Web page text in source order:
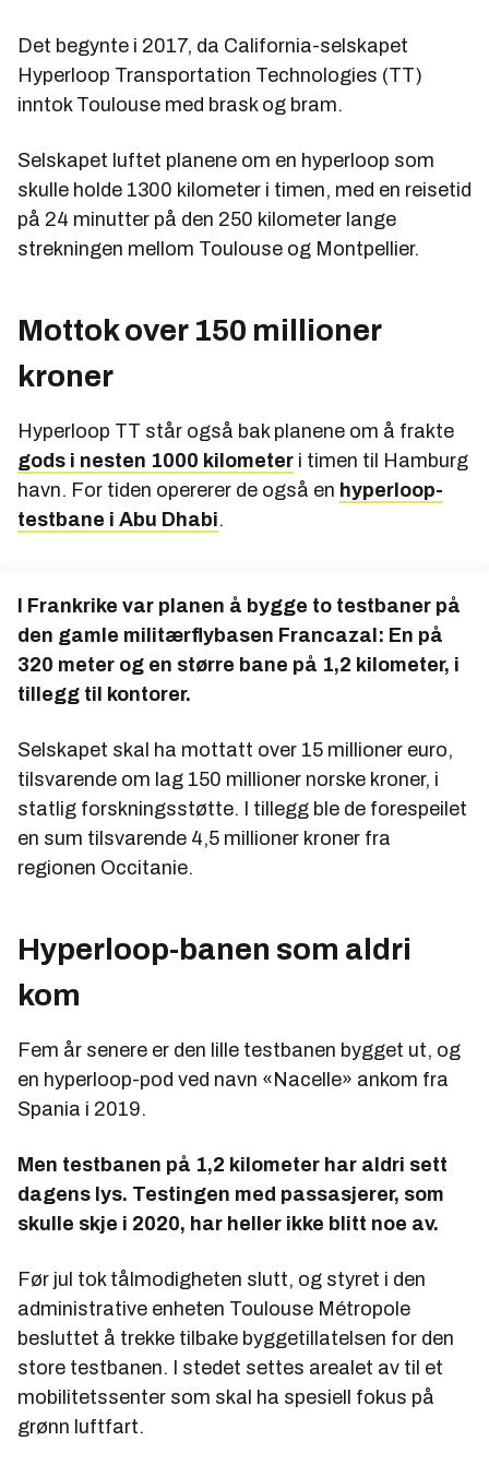
Det begynte i 2017, da California-selskapet
Hyperloop Transportation Technologies (TT)
inntok Toulouse med brask og bram.
Selskapet luftet planene om en hyperloop som
skulle holde 1300 kilometer i timen, med en reisetid
på 24 minutter på den 250 kilometer lange
strekningen mellom Toulouse og Montpellier.
Mottok over 150 millioner
kroner
Hyperloop TT står også bak planene om å frakte
gods i nesten 1000 kilometer i timen til Hamburg
havn. For tiden opererer de også en hyperloop-
testbane i Abu Dhabi.
I Frankrike var planen å bygge to testbaner på
den gamle militærflybasen Francazal: En på
320 meter og en større bane på 1,2 kilometer, i
tillegg til kontorer.
Selskapet skal ha mottatt over 15 millioner euro,
tilsvarende om lag 150 millioner norske kroner, i
statlig forskningsstøtte. I tillegg ble de forespeilet
en sum tilsvarende 4,5 millioner kroner fra
regionen Occitanie.
Hyperloop-banen som aldri
kom
Fem år senere er den lille testbanen bygget ut, og
en hyperloop-pod ved navn «Nacelle» ankom fra
Spania i 2019.
Men testbanen på 1,2 kilometer har aldri sett
dagens lys. Testingen med passasjerer, som
skulle skje i 2020, har heller ikke blitt noe av.
Før jul tok tålmodigheten slutt, og styret i den
administrative enheten Toulouse Métropole
besluttet å trekke tilbake byggetillatelsen for den
store testbanen. I stedet settes arealet av til et
mobilitetssenter som skal ha spesiell fokus på
grønn luftfart.